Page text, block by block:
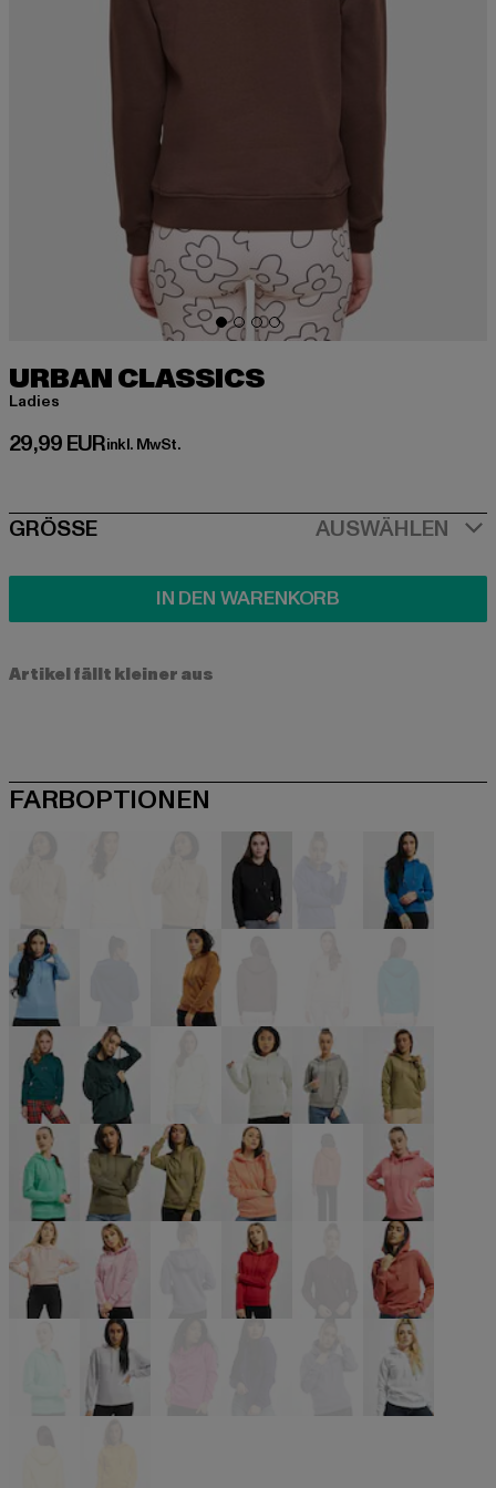
URBAN CLASSICS
Ladies
29,99 EUR
Derzeitiger Preis: 29,99 EUR
inkl. MwSt.
SIZE
GRÖSSE AUSWÄHLEN
IN DEN WARENKORB
Artikel fällt kleiner aus
FARBOPTIONEN
beige beige
blau blau braun grün grün
grün grün grün grau khaki
bunt olive orange orange pink
pink rot